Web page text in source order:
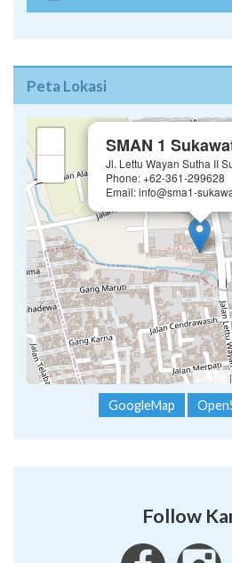
Peta Lokasi
SMAN 1
Jl. Lettu Wayan Sutha II
Phone: +62-361-299628
Email: info@sma1-
Leaflet
GoogleMap
Follow